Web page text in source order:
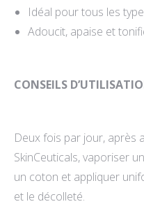
Idéal pour tous les
Adoucit, apaise et
CONSEILS
Deux fois par jour, après
SkinCeuticals, vaporiser
un coton et appliquer
et le décolleté.